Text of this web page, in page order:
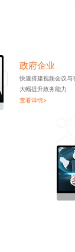
政府企业
快速搭建视频会议与
大幅提升政务能力
查看详情>